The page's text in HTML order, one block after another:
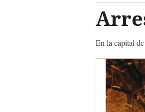
En la capital